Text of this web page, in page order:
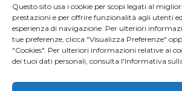
Questo sito usa i cookie per scopi legati al
prestazioni e per offrire funzionalità agli utenti
esperienza di navigazione. Per ulteriori
tue preferenze, clicca "Visualizza Preferenze"
"Cookies". Per ulteriori informazioni relative ai
dei tuoi dati personali, consulta l'Informativa
Digital PR
Influencer Marketing
Newsletter